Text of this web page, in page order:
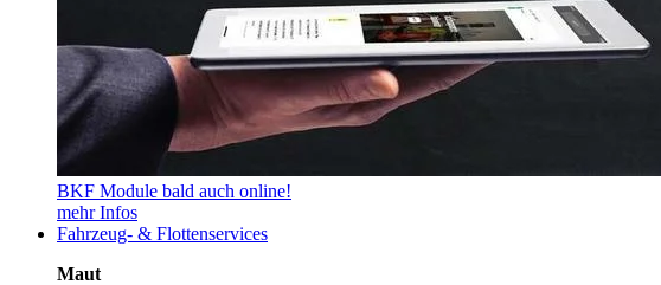
BKF Module bald auch online!
mehr Infos
Fahrzeug- & Flottenservices
Maut